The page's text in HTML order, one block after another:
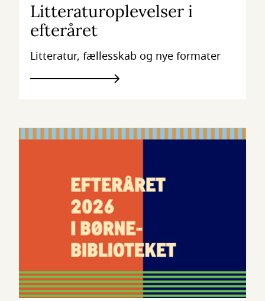
Litteraturoplevelser i
efteråret
Litteratur, fællesskab og nye formater